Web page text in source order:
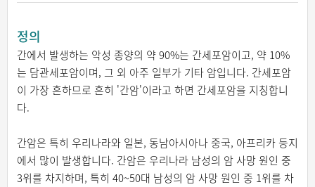
정의
간에서 발생하는 악성 종양의 약 90%는 간세포암이고, 약 10%
는 담관세포암이며, 그 외 아주 일부가 기타 암입니다. 간세포암
이 가장 흔하므로 흔히 '간암'이라고 하면 간세포암을 지칭합니
다.
간암은 특히 우리나라와 일본, 동남아시아나 중국, 아프리카 등지
에서 많이 발생합니다. 간암은 우리나라 남성의 암 사망 원인 중
3위를 차지하며, 특히 40~50대 남성의 암 사망 원인 중 1위를 차